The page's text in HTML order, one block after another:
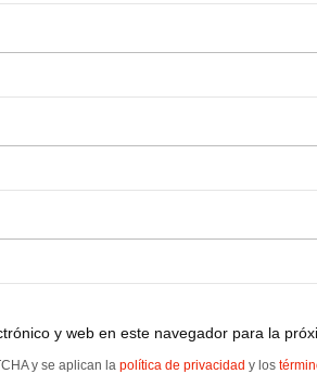
y web en este navegador para la
y se aplican lapolítica de privacidad y los